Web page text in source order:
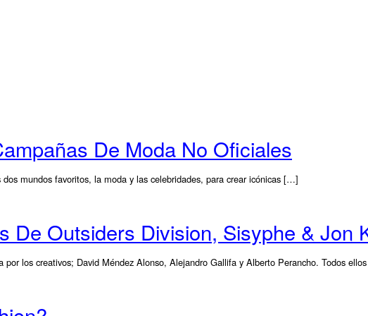
De Moda No Oficiales
mundos favoritos, la moda y las celebridades, para crear icónicas […]
De Outsiders Division, Sisyphe & Jon
los creativos; David Méndez Alonso, Alejandro Gallifa y Alberto Perancho. Todos